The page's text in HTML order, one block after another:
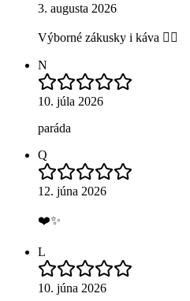
3. augusta 2026
Výborné zákusky i káva 👌🏼
N
10. júla 2026
paráda
Q
12. júna 2026
❤️✨
L
10. júna 2026